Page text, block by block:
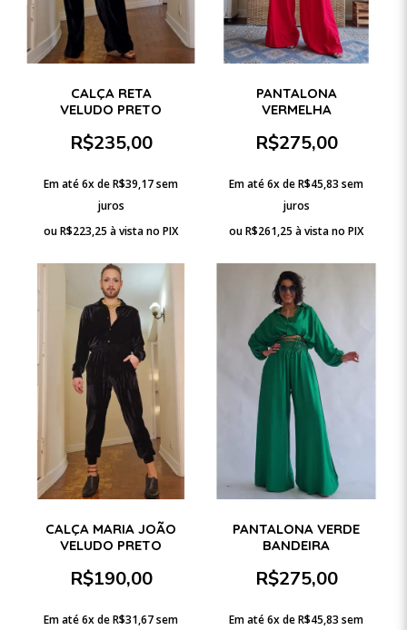
CALÇA RETA
VELUDO PRETO
R$235,00
Em até 6x deR$39,17sem
juros
ouR$223,25 à vista no PIX
PANTALONA
VERMELHA
R$275,00
Em até 6x deR$45,83 sem
juros
ouR$261,25 à vista no PIX
CALÇA MARIA JOÃO
VELUDO PRETO
R$190,00
Em até 6x deR$31,67sem
PANTALONA VERDE
BANDEIRA
R$275,00
Em até 6x deR$45,83 sem